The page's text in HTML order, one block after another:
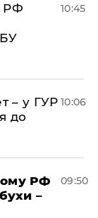
РФ
10:45
– у ГУР
до
10:06
РФ
–
09:50